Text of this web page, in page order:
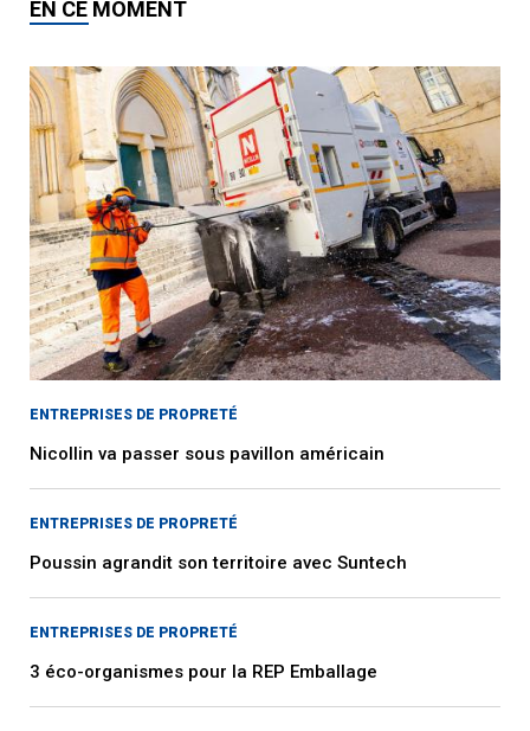
EN CE MOMENT
ENTREPRISES DE PROPRETÉ
Nicollin va passer sous pavillon américain
ENTREPRISES DE PROPRETÉ
Poussin agrandit son territoire avec Suntech
ENTREPRISES DE PROPRETÉ
3 éco-organismes pour la REP Emballage